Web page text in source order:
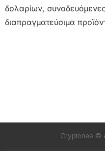
δολαρίων,
διαπραγματεύσιμα
Cryptonea ©